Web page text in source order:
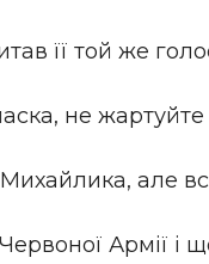
її той же
не
але
Армії